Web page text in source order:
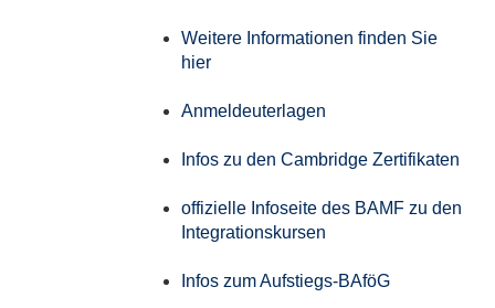
Weitere Informationen finden Sie
hier
Anmeldeuterlagen
Infos zu den Cambridge Zertifikaten
offizielle Infoseite des BAMF zu den
Integrationskursen
Infos zum Aufstiegs-BAföG